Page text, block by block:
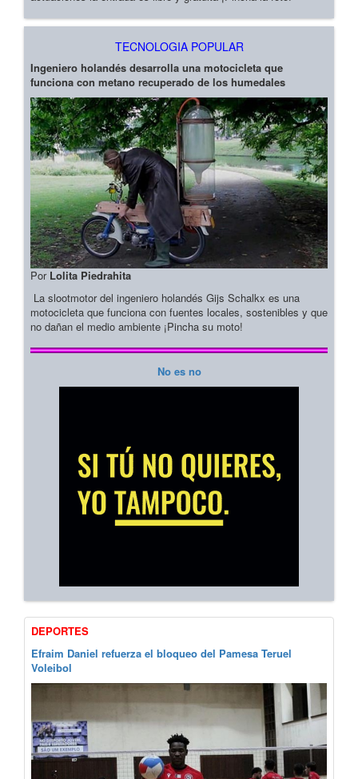
TECNOLOGIA POPULAR
Ingeniero holandés desarrolla una motocicleta que
funciona con metano recuperado de los humedales
Por Lolita Piedrahita
La slootmotor del ingeniero holandés Gijs Schalkx es una
motocicleta que funciona con fuentes locales, sostenibles y que
no dañan el medio ambiente ¡Pincha su moto!
No es no
DEPORTES
Efraim Daniel refuerza el bloqueo del Pamesa Teruel
Voleibol